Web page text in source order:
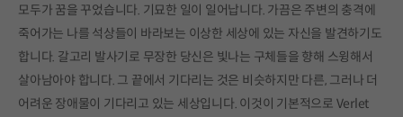
모두가 꿈을 꾸었습니다. 기묘한 일이 일어납니다. 가끔은 주변의 충격에
죽어가는 나를 석상들이 바라보는 이상한 세상에 있는 자신을 발견하기도
합니다. 갈고리 발사기로 무장한 당신은 빛나는 구체들을 향해 스윙해서
살아남아야 합니다. 그 끝에서 기다리는 것은 비슷하지만 다른, 그러나 더
어려운 장애물이 기다리고 있는 세상입니다. 이것이 기본적으로 Verlet